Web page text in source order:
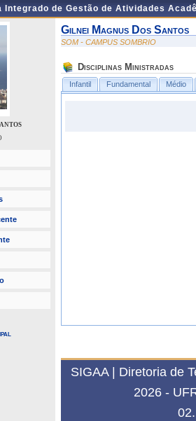
Integrado de Gestão de Atividades
Gilnei Magnus Dos Santos
SOM - CAMPUS SOMBRIO
Disciplinas Ministradas
Infantil Fundamental Médio
SIGAA | Diretoria de
2026 -